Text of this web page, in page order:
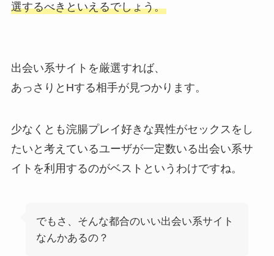
選するべきといえるでしょう。
出会い系サイトを厳選すれば、
あっさりとHする相手が見つかります。
少なくとも浣腸プレイ好きな異性がセックスをし
たいと考えているユーザが一定数いる出会い系サ
イトを利用するのがベストというわけですね。
でもさ、そんな都合のいい出会い系サイト
なんかあるの？